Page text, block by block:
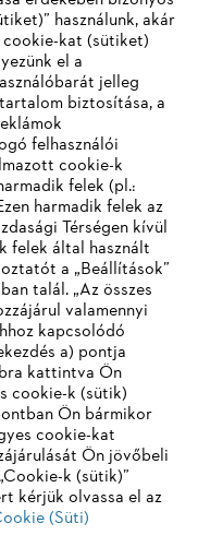
SEMMIRŐL
nicht unterstützen. Für
wir Ihnen, zu
használunk, akár
cookie-kat (sütiket)
el a
jelleg
biztosítása, a
felhasználói
cookie-k
felek (pl.:
harmadik felek az
Térségen kívül
felek által használt
a „Beállítások”
talál. „Az összes
valamennyi
kapcsolódó
a) pontja
kattintva Ön
cookie-k (sütik)
Ön bármikor
cookie-kat
Ön jövőbeli
k (sütik)”
kérjük olvassa el az
(Süti)